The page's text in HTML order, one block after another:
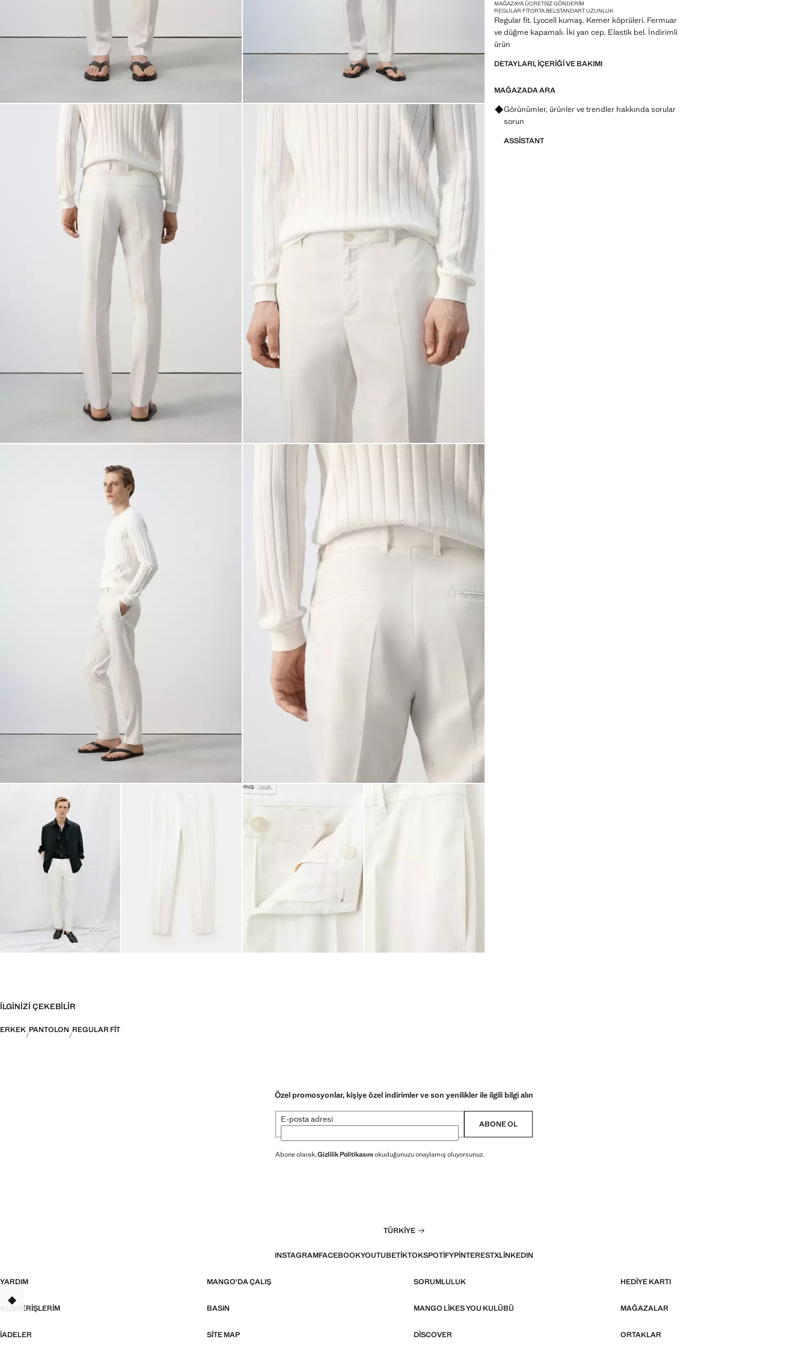
MAĞAZAYA ÜCRETSIZ GÖNDERIM
REGULAR FITORTA BELSTANDART UZUNLUK
Regular fit. Lyocell kumaş. Kemer köprüleri. Fermuar
ve düğme kapamalı. İki yan cep. Elastik bel. İndirimli
ürün
DETAYLARI, IÇERIĞI VE BAKIMI
MAĞAZADA ARA
Görünümler, ürünler ve trendler hakkında sorular
sorun
ASSISTANT
İLGINIZI ÇEKEBILIR
ERKEK PANTOLON REGULAR FIT
Özel promosyonlar, kişiye özel indirimler ve son yenilikler ile ilgili bilgi alın
E-posta adresi ABONE OL
Abone olarak,Gizlilik Politikasını okuduğunuzu onaylamış oluyorsunuz.
TÜRKIYE
INSTAGRAMFACEBOOKYOUTUBETIKTOKSPOTIFYPINTERESTXLINKEDIN
YARDIM MANGO'DA ÇALIŞ SORUMLULUK HEDIYE KARTI
ALIŞVERIŞLERIM BASIN MANGO LIKES YOU KULÜBÜ MAĞAZALAR
İADELER SITE MAP DISCOVER ORTAKLAR